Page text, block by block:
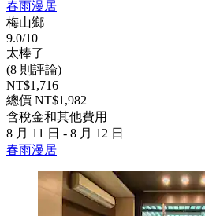
春雨漫居
梅山鄉
9.0/10
太棒了
(8 則評論)
NT$1,716
總價 NT$1,982
含稅金和其他費用
8 月 11 日 - 8 月 12 日
春雨漫居